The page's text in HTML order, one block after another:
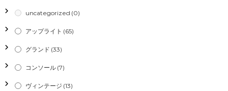
ー
シ
ョ
ン
uncategorized (0)
アップライト (65)
グランド (33)
コンソール (7)
ヴィンテージ (13)